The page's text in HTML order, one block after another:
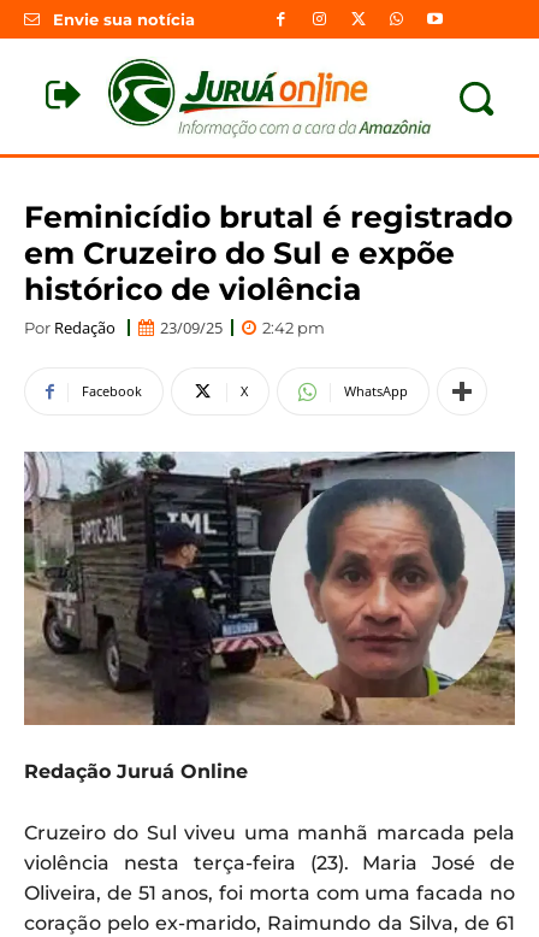
Envie sua notícia
Feminicídio brutal é registrado
em Cruzeiro do Sul e expõe
histórico de violência
Por Redação 23/09/25 2:42 pm
Facebook X WhatsApp
Redação Juruá Online
Cruzeiro do Sul viveu uma manhã marcada pela
violência nesta terça-feira (23). Maria José de
Oliveira, de 51 anos, foi morta com uma facada no
coração pelo ex-marido, Raimundo da Silva, de 61